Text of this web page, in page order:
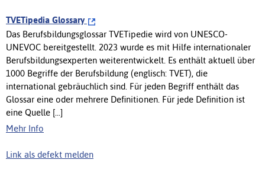
TVETipedia Glossary
Das Berufsbildungsglossar TVETipedie wird von UNESCO-
UNEVOC bereitgestellt. 2023 wurde es mit Hilfe internationaler
Berufsbildungsexperten weiterentwickelt. Es enthält aktuell über
1000 Begriffe der Berufsbildung (englisch: TVET), die
international gebräuchlich sind. Für jeden Begriff enthält das
Glossar eine oder mehrere Definitionen. Für jede Definition ist
eine Quelle [...]
Mehr Info
Link als defekt melden